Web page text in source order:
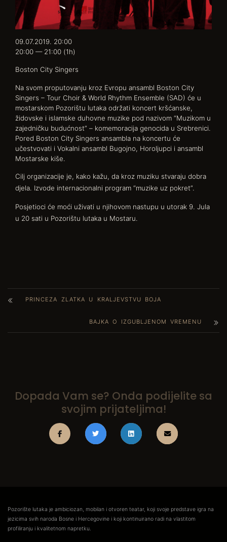
Na svom proputovanju kroz Evropu ansambl Boston City
Singers – Tour Choir & World Rhythm Ensemble (SAD) će u
mostarskom Pozorištu lutaka održati koncert kršćanske,
židovske i islamske duhovne muzike pod nazivom “Muzikom u
zajedničku budućnost” – komemoracija genocida u Srebrenici.
Pored Boston City Singers ansambla na koncertu će
učestvovati i Vokalni ansambl Bugojno, Horoljupci i ansambl
Mostarske kiše.
Cilj organizacije je, kako kažu, da kroz muziku stvaraju dobra
djela. Izvode internacionalni program “muzike uz pokret”.
Posjetioci će moći uživati u njihovom nastupu u utorak 9. Jula
u 20 sati u Pozorištu lutaka u Mostaru.
09.07.2019. 20:00
20:00 — 21:00 (1h)
Boston City Singers
PRINCEZA ZLATKA U KRALJEVSTVU BOJA
BAJKA O IZGUBLJENOM VREMENU
Dopada Vam se? Onda podijelite sa
svojim prijateljima!
Pozorište lutaka je ambiciozan, mobilan i otvoren teatar, koji svoje predstave igra na
jezicima svih naroda Bosne i Hercegovine i koji kontinuirano radi na vlastitom
profiliranju i kvalitetnom napretku.